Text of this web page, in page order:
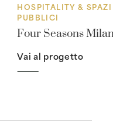
HOSPITALITY & SPAZI
PUBBLICI
Four Seasons
Vai al progetto